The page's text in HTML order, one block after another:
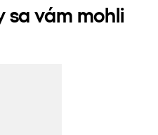
sa vám mohli